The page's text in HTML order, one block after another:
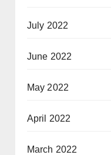
July 2022
June 2022
May 2022
April 2022
March 2022